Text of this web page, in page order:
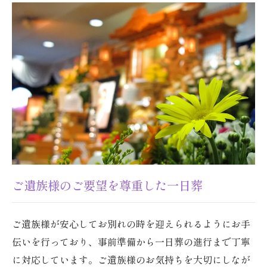
ご遺族様のご要望を尊重した一日葬
ご遺族様が安心してお別れの時を迎えられるようにお手
伝いを行っており、事前準備から一日葬の進行まで丁寧
に対応しています。ご遺族様のお気持ちを大切にしなが